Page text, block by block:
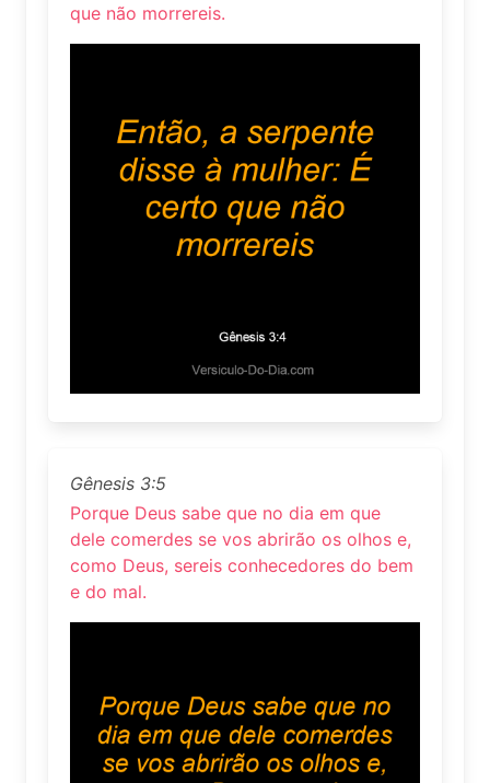
que não morrereis.
Gênesis 3:5
Porque Deus sabe que no dia em que
dele comerdes se vos abrirão os olhos e,
como Deus, sereis conhecedores do bem
e do mal.